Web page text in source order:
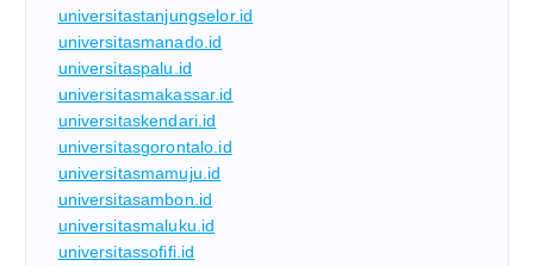
universitastanjungselor.id
universitasmanado.id
universitaspalu.id
universitasmakassar.id
universitaskendari.id
universitasgorontalo.id
universitasmamuju.id
universitasambon.id
universitasmaluku.id
universitassofifi.id